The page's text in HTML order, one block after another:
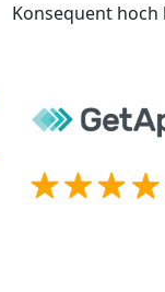
Konsequent hoch